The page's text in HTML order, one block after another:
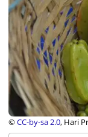
©CC-by-sa 2.0, Hari